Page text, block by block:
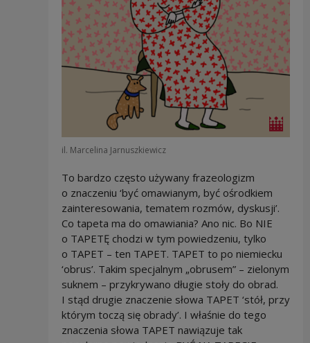
il. Marcelina Jarnuszkiewicz
To bardzo często używany frazeologizm
o znaczeniu ‘być omawianym, być ośrodkiem
zainteresowania, tematem rozmów, dyskusji’.
Co tapeta ma do omawiania? Ano nic. Bo NIE
o TAPETĘ chodzi w tym powiedzeniu, tylko
o TAPET – ten TAPET. TAPET to po niemiecku
‘obrus’. Takim specjalnym „obrusem” – zielonym
suknem – przykrywano długie stoły do obrad.
I stąd drugie znaczenie słowa TAPET ‘stół, przy
którym toczą się obrady’. I właśnie do tego
znaczenia słowa TAPET nawiązuje tak